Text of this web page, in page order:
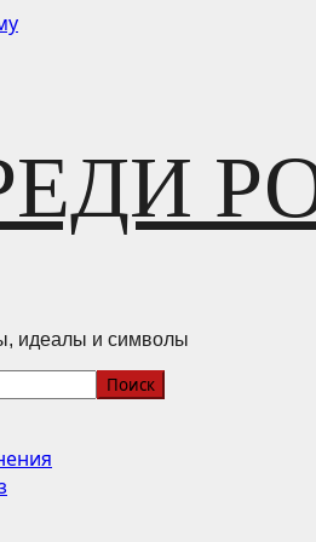
идеалы и символы